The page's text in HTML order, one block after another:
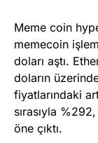
Meme coin
memecoin
doları aştı.
doların
fiyatlarındaki
sırasıyla
öne çıktı.